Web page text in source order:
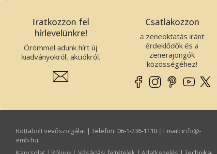
Iratkozzon fel
hírlevelünkre!
Örömmel adunk hírt új
kiadványokról, akciókról.
Csatlakozzon
a zeneoktatás iránt
érdeklődők és a
zenerajongók
közösségéhez!
Kottabolt vevőszolgálat | Telefon: 06-1-236-1110 | Email: info­@­
emb.hu